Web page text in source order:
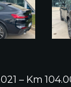
– Km